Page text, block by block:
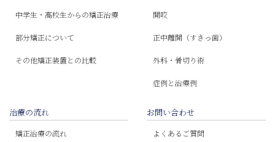
中学生・高校生からの矯正治療
部分矯正について
その他矯正装置との比較
開咬
正中離開（すきっ歯）
外科・骨切り術
症例と治療例
治療の流れ
矯正治療の流れ
お問い合わせ
よくあるご質問